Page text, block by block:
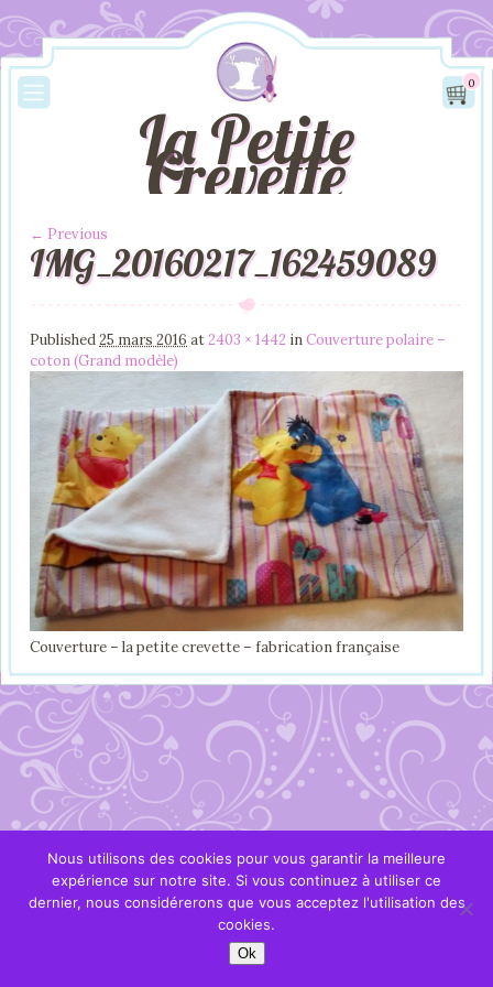
La Petite
Crevette
0
Image navigation
← Previous
IMG_20160217_162459089
Published25 mars 2016 at2403 × 1442 inCouverture polaire –
coton (Grand modèle)
Couverture – la petite crevette – fabrication française
Nous utilisons des cookies pour vous garantir la meilleure
expérience sur notre site. Si vous continuez à utiliser ce
dernier, nous considérerons que vous acceptez l'utilisation des
cookies.
Ok